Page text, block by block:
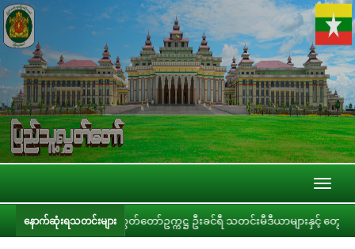
နောက်ဆုံးရသတင်းများ
ပြည်သူ့လွှတ်တော်ဥက္ကဋ္ဌ ဦးခင်ရီ သတင်းမီဒီယာများနှင့် တွေ့ဆုံ